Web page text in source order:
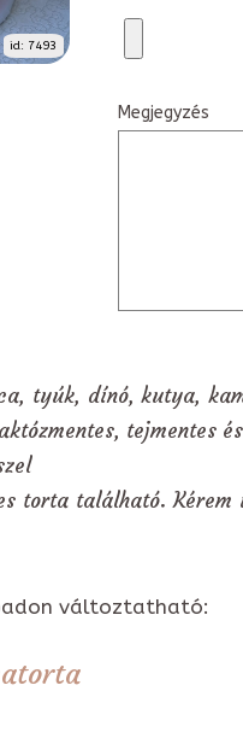
id: 7493
Megjegyzés
tyúk, dínó, kutya,
tejmentes
torta található.
változtatható: